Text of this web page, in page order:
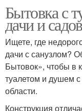
Бытовка с
дачи и
Ищете, где
дачи с санузлом?
Бытовок», чтобы в
туалетом и душем
области.
Конструкция